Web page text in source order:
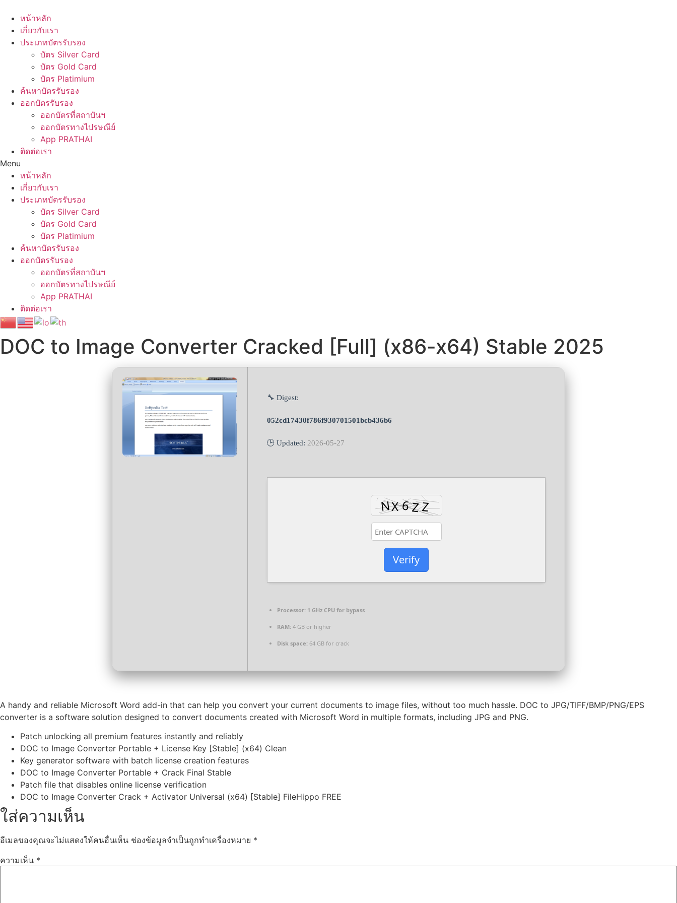
content
หน้าหลัก
เกี่ยวกับเรา
ประเภทบัตรรับรอง
บัตร Silver Card
บัตร Gold Card
บัตร Platimium
ค้นหาบัตรรับรอง
ออกบัตรรับรอง
ออกบัตรที่สถาบันฯ
ออกบัตรทางไปรษณีย์
App PRATHAI
ติดต่อเรา
Menu
หน้าหลัก
เกี่ยวกับเรา
ประเภทบัตรรับรอง
บัตร Silver Card
บัตร Gold Card
บัตร Platimium
ค้นหาบัตรรับรอง
ออกบัตรรับรอง
ออกบัตรที่สถาบันฯ
ออกบัตรทางไปรษณีย์
App PRATHAI
ติดต่อเรา
DOC to Image Converter Cracked [Full] (x86-x64) Stable 2025
🔧 Digest:
052cd17430f786f930701501bcb436b6
🕒 Updated: 2026-05-27
Verify
Processor: 1 GHz CPU for bypass
RAM: 4 GB or higher
Disk space: 64 GB for crack
A handy and reliable Microsoft Word add-in that can help you convert your current documents to image files, without too much hassle. DOC to JPG/TIFF/BMP/PNG/EPS
converter is a software solution designed to convert documents created with Microsoft Word in multiple formats, including JPG and PNG.
Patch unlocking all premium features instantly and reliably
DOC to Image Converter Portable + License Key [Stable] (x64) Clean
Key generator software with batch license creation features
DOC to Image Converter Portable + Crack Final Stable
Patch file that disables online license verification
DOC to Image Converter Crack + Activator Universal (x64) [Stable] FileHippo FREE
ใส่ความเห็น
อีเมลของคุณจะไม่แสดงให้คนอื่นเห็น ช่องข้อมูลจำเป็นถูกทำเครื่องหมาย *
ความเห็น *